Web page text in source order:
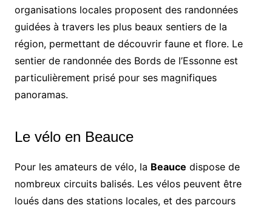
organisations locales proposent des randonnées
guidées à travers les plus beaux sentiers de la
région, permettant de découvrir faune et flore. Le
sentier de randonnée des Bords de l’Essonne est
particulièrement prisé pour ses magnifiques
panoramas.
Le vélo en Beauce
Pour les amateurs de vélo, la Beauce dispose de
nombreux circuits balisés. Les vélos peuvent être
loués dans des stations locales, et des parcours